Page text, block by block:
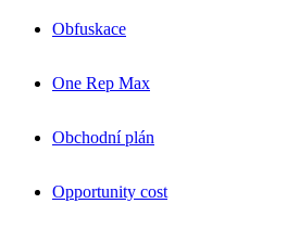
Obfuskace
One Rep Max
Obchodní plán
Opportunity cost